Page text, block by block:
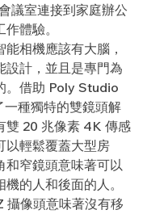
議室連接到家庭辦公
體驗。
相機應該有大腦，
設計，並且是專門為
。借助 Poly Studio
一種獨特的雙鏡頭解
雙 20 兆像素 4K 傳感
以輕鬆覆蓋大型房
和窄鏡頭意味著可以
的人和後面的人。
攝像頭意味著沒有移